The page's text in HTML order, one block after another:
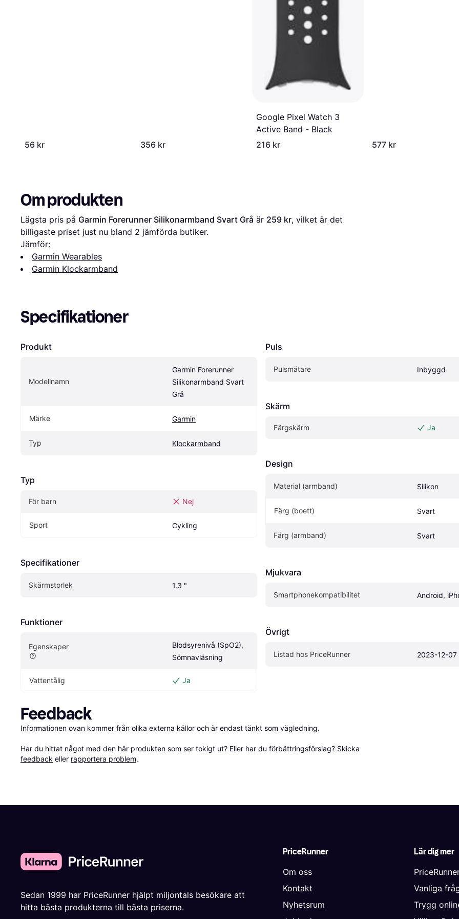
56 kr 356 kr
Google Pixel Watch 3
Active Band - Black
216 kr
577 kr
Om produkten
Lägsta pris på Garmin Forerunner Silikonarmband Svart Grå är 259 kr, vilket är det
billigaste priset just nu bland 2 jämförda butiker.
Jämför:
Garmin Wearables
Garmin Klockarmband
Specifikationer
Produkt
Modellnamn
Garmin Forerunner
Silikonarmband Svart
Grå
Märke Garmin
Typ Klockarmband
Typ
För barn Nej
Sport Cykling
Specifikationer
Skärmstorlek 1.3 "
Funktioner
Egenskaper
Blodsyrenivå (SpO2),
Sömnavläsning
Vattentålig Ja
Puls
Pulsmätare Inbyggd
Skärm
Färgskärm Ja
Design
Material (armband) Silikon
Färg (boett) Svart
Färg (armband) Svart
Mjukvara
Smartphonekompatibilitet Android,
Övrigt
Listad hos PriceRunner 2023-12-07
Feedback
Informationen ovan kommer från olika externa källor och är endast tänkt som vägledning.
Har du hittat något med den här produkten som ser tokigt ut? Eller har du förbättringsförslag? Skicka
feedback eller rapportera problem.
PriceRunner
Om oss
Kontakt
Nyhetsrum
Lär dig mer
Vanliga
Trygg
Sedan 1999 har PriceRunner hjälpt miljontals besökare att
hitta bästa produkterna till bästa priserna.